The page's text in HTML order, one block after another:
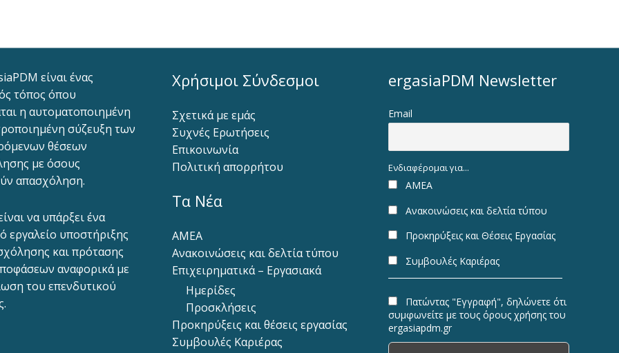
είναι ένας
τόπος όπου
η αυτοματοποιημένη
σύζευξη των
θέσεων
με όσους
απασχόληση.
να υπάρξει ένα
εργαλείο υποστήριξης
και πρότασης
αναφορικά με
του επενδυτικού
Χρήσιμοι Σύνδεσμοι
Σχετικά με εμάς
Συχνές Ερωτήσεις
Επικοινωνία
Πολιτική απορρήτου
Τα Νέα
ΑΜΕΑ
Ανακοινώσεις και δελτία τύπου
Επιχειρηματικά – Εργασιακά
Ημερίδες
Προσκλήσεις
Προκηρύξεις και θέσεις εργασίας
Συμβουλές Καριέρας
ergasiaPDM Newsletter
Email
Ενδιαφέρομαι για...
ΑΜΕΑ
Ανακοινώσεις και δελτία τύπου
Προκηρύξεις και Θέσεις Εργασίας
Συμβουλές Καριέρας
Πατώντας "Εγγραφή", δηλώνετε ότι
συμφωνείτε με τους όρους χρήσης του
ergasiapdm.gr